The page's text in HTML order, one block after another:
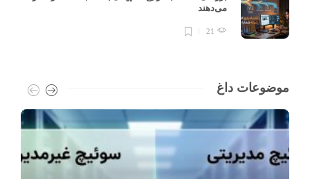
می‌دهند
21
موضوعات داغ